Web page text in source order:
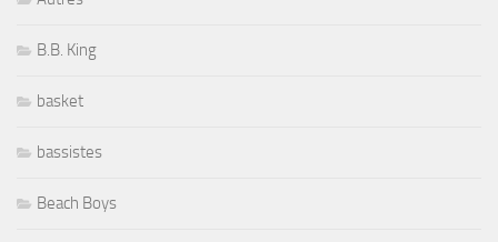
B.B. King
basket
bassistes
Beach Boys